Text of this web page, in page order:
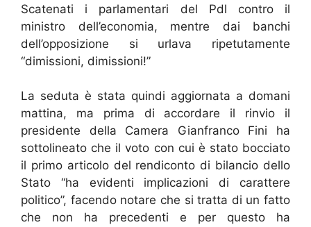
Scatenati i parlamentari del Pdl contro il
ministro dell’economia, mentre dai banchi
dell’opposizione si urlava ripetutamente
“dimissioni, dimissioni!”
La seduta è stata quindi aggiornata a domani
mattina, ma prima di accordare il rinvio il
presidente della Camera Gianfranco Fini ha
sottolineato che il voto con cui è stato bocciato
il primo articolo del rendiconto di bilancio dello
Stato “ha evidenti implicazioni di carattere
politico”, facendo notare che si tratta di un fatto
che non ha precedenti e per questo ha